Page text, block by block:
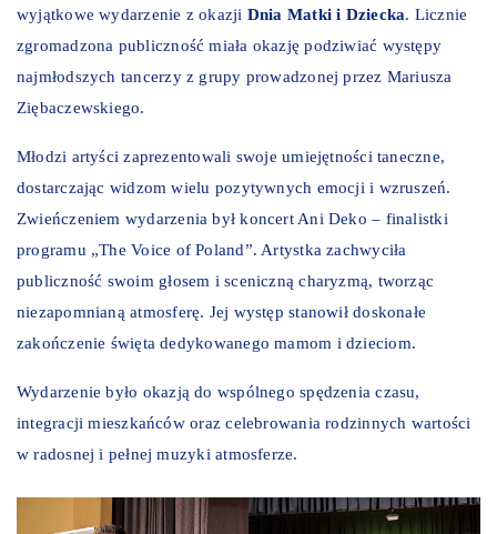
wyjątkowe wydarzenie z okazji Dnia Matki i Dziecka. Licznie
zgromadzona publiczność miała okazję podziwiać występy
najmłodszych tancerzy z grupy prowadzonej przez Mariusza
Ziębaczewskiego.
Młodzi artyści zaprezentowali swoje umiejętności taneczne,
dostarczając widzom wielu pozytywnych emocji i wzruszeń.
Zwieńczeniem wydarzenia był koncert Ani Deko – finalistki
programu „The Voice of Poland”. Artystka zachwyciła
publiczność swoim głosem i sceniczną charyzmą, tworząc
niezapomnianą atmosferę. Jej występ stanowił doskonałe
zakończenie święta dedykowanego mamom i dzieciom.
Wydarzenie było okazją do wspólnego spędzenia czasu,
integracji mieszkańców oraz celebrowania rodzinnych wartości
w radosnej i pełnej muzyki atmosferze.